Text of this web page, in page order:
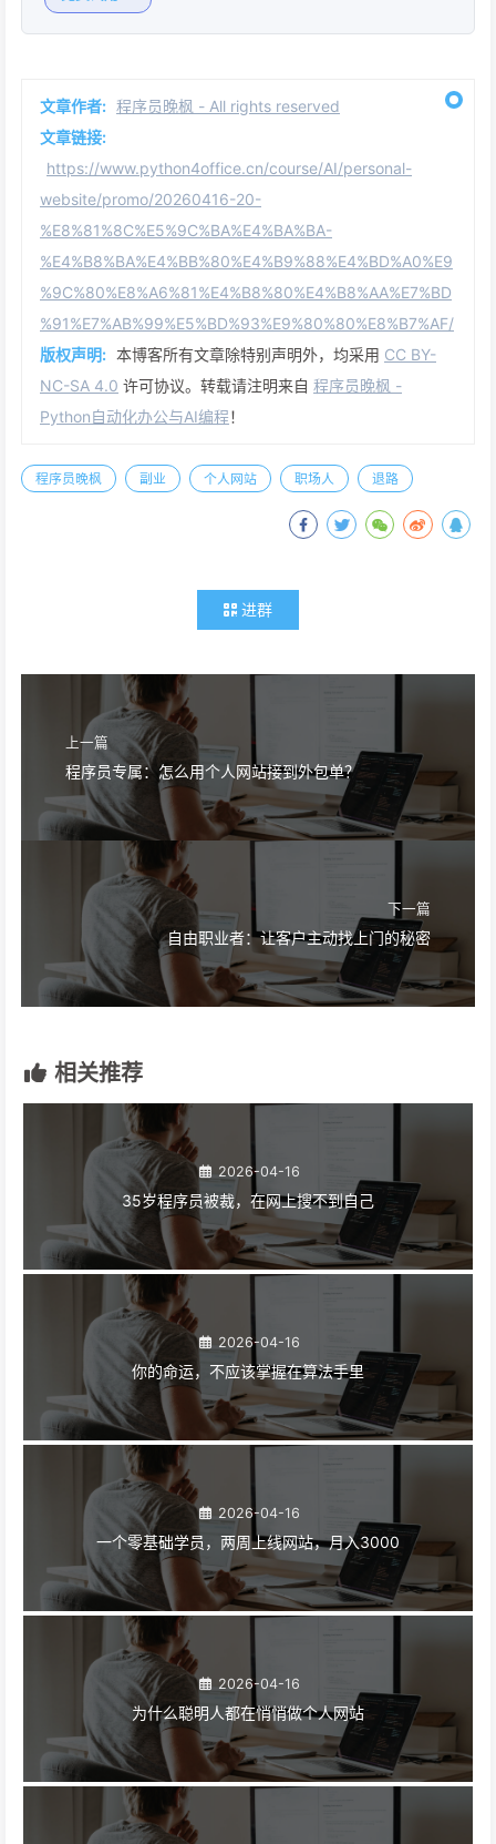
文章作者: 程序员晚枫 - All rights reserved
文章链接:
https://www.python4office.cn/course/AI/personal-
website/promo/20260416-20-
%E8%81%8C%E5%9C%BA%E4%BA%BA-
%E4%B8%BA%E4%BB%80%E4%B9%88%E4%BD%A0%E9
%9C%80%E8%A6%81%E4%B8%80%E4%B8%AA%E7%BD
%91%E7%AB%99%E5%BD%93%E9%80%80%E8%B7%AF/
版权声明: 本博客所有文章除特别声明外，均采用 CC BY-
NC-SA 4.0 许可协议。转载请注明来自 程序员晚枫 -
Python自动化办公与AI编程！
程序员晚枫 副业 个人网站 职场人 退路
进群
上一篇
程序员专属：怎么用个人网站接到外包单？
下一篇
自由职业者：让客户主动找上门的秘密
相关推荐
2026-04-16
35岁程序员被裁，在网上搜不到自己
2026-04-16
你的命运，不应该掌握在算法手里
2026-04-16
一个零基础学员，两周上线网站，月入3000
2026-04-16
为什么聪明人都在悄悄做个人网站